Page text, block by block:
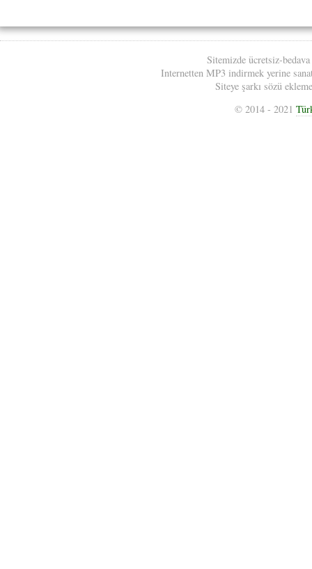
Sitemizde ücretsiz-
Internetten MP3 indirmek yerine
Siteye şarkı sözü
© 2014 - 2021